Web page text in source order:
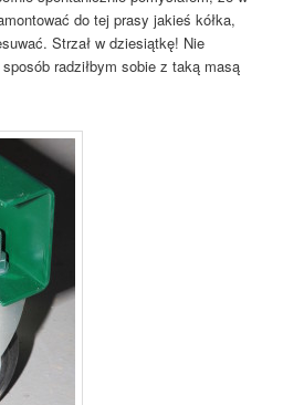
do tej prasy jakieś kółka,
Strzał w dziesiątkę! Nie
radziłbym sobie z taką masą